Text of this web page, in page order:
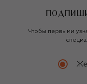
Чтобы первыми